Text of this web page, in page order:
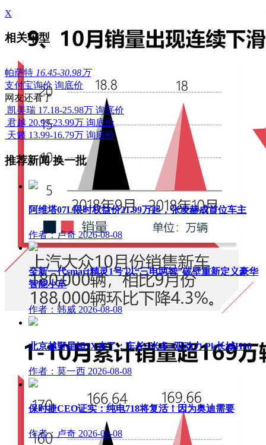
X
相关车型
帕萨特 16.45-30.98万
支付宝询价 询底价
网友还看了
凯美瑞 17.18-25.98万 询底价
君越 20.99-23.99万 询底价
天籁 13.99-16.79万 询底价
推荐新闻换一批
阿维塔07L限时权益价21.99万起，张凌赫成首位车主
作者：卢奇 2026-08-08
全新一代smart精灵1号 以“三电两智”破壁重新定义豪华
智能小车
作者：韩威 2026-08-08
北京越野星钽5X来了：车长5米多+双动力 Pk长城H10
作者：莫一西 2026-08-08
保时捷CEO证实：纯电718将复活！因为奥迪需要
作者：卢奇 2026-08-08